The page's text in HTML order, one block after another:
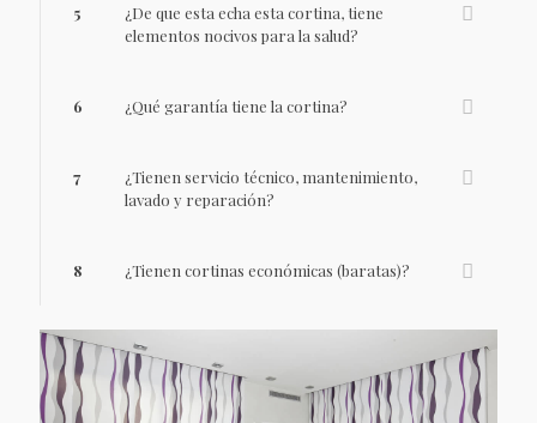
5
¿De que esta echa esta cortina, tiene
elementos nocivos para la salud?
6 ¿Qué garantía tiene la cortina?
7
¿Tienen servicio técnico, mantenimiento,
lavado y reparación?
8 ¿Tienen cortinas económicas (baratas)?